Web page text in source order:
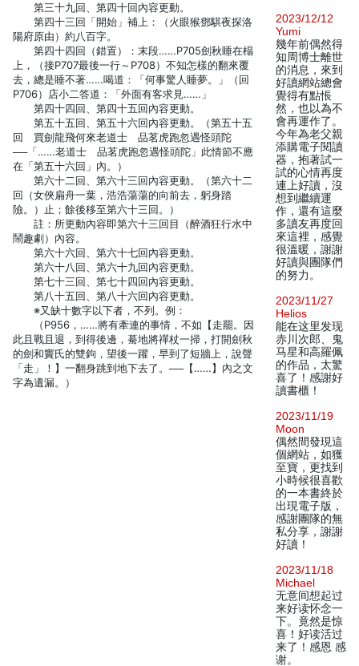
第三十九回、第四十回內容更動。
第四十三回「開始」補上：（火眼猴鄧騏夜探洛
陽府原由）約八百字。
第四十四回（錯置）：末段……P705劍秋睡在榻
上，（接P707最後一行～P708）不知怎樣的翻來覆
去，總是睡不著……喝道：「何事驚人睡夢。」（回
P706）店小二答道：「外面有客求見……」
第四十四回、第四十五回內容更動。
第五十五回、第五十六回內容更動。（第五十五
回 買劍龍飛何來老道士 品茗虎跑忽遇怪頭陀
──「……老道士 品茗虎跑忽遇怪頭陀」此情節不應
在「第五十六回」內。）
第六十二回、第六十三回內容更動。（第六十二
回（女俠扁舟一葉，浩浩蕩蕩的向前去，躬身踏
險。）止；餘後移至第六十三回。）
註：所更動內容即第六十三回目（醉酒狂行水中
鬧趣劇）內容。
第六十六回、第六十七回內容更動。
第六十八回、第六十九回內容更動。
第七十三回、第七十四回內容更動。
第八十五回、第八十六回內容更動。
※又缺十數字以下者，不列。例：
（P956，……將有牽連的事情，不如【走罷。因
此且戰且退，到得後邊，驀地將禪杖一掃，打開劍秋
的劍和竇氏的雙鉤，望後一躍，早到了短牆上，說聲
「走」！】一翻身跳到地下去了。──【……】內之文
字為遺漏。）
2023/12/12
Yumi
幾年前偶然得
知周博士離世
的消息，來到
好讀網站總會
覺得有點悵
然，也以為不
會再運作了。
今年為老父親
添購電子閱讀
器，抱著試一
試的心情再度
連上好讀，沒
想到繼續運
作，還有這麼
多讀友再度回
來這裡，感覺
很溫暖，謝謝
好讀與團隊們
的努力。
2023/11/27
Helios
能在这里发现
赤川次郎、鬼
马星和高羅佩
的作品，太驚
喜了！感謝好
讀書櫃！
2023/11/19
Moon
偶然間發現這
個網站，如獲
至寶，更找到
小時候很喜歡
的一本書終於
出現電子版，
感謝團隊的無
私分享，謝謝
好讀！
2023/11/18
Michael
无意间想起过
来好读怀念一
下。竟然是惊
喜！好读活过
来了！感恩 感
谢。